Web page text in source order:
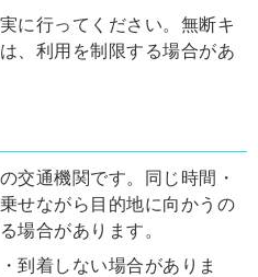
に行ってください。無断キ
、利用を制限する場合があ
交通機関です。同じ時間・
せながら目的地に向かうの
場合があります。
到着しない場合がありま